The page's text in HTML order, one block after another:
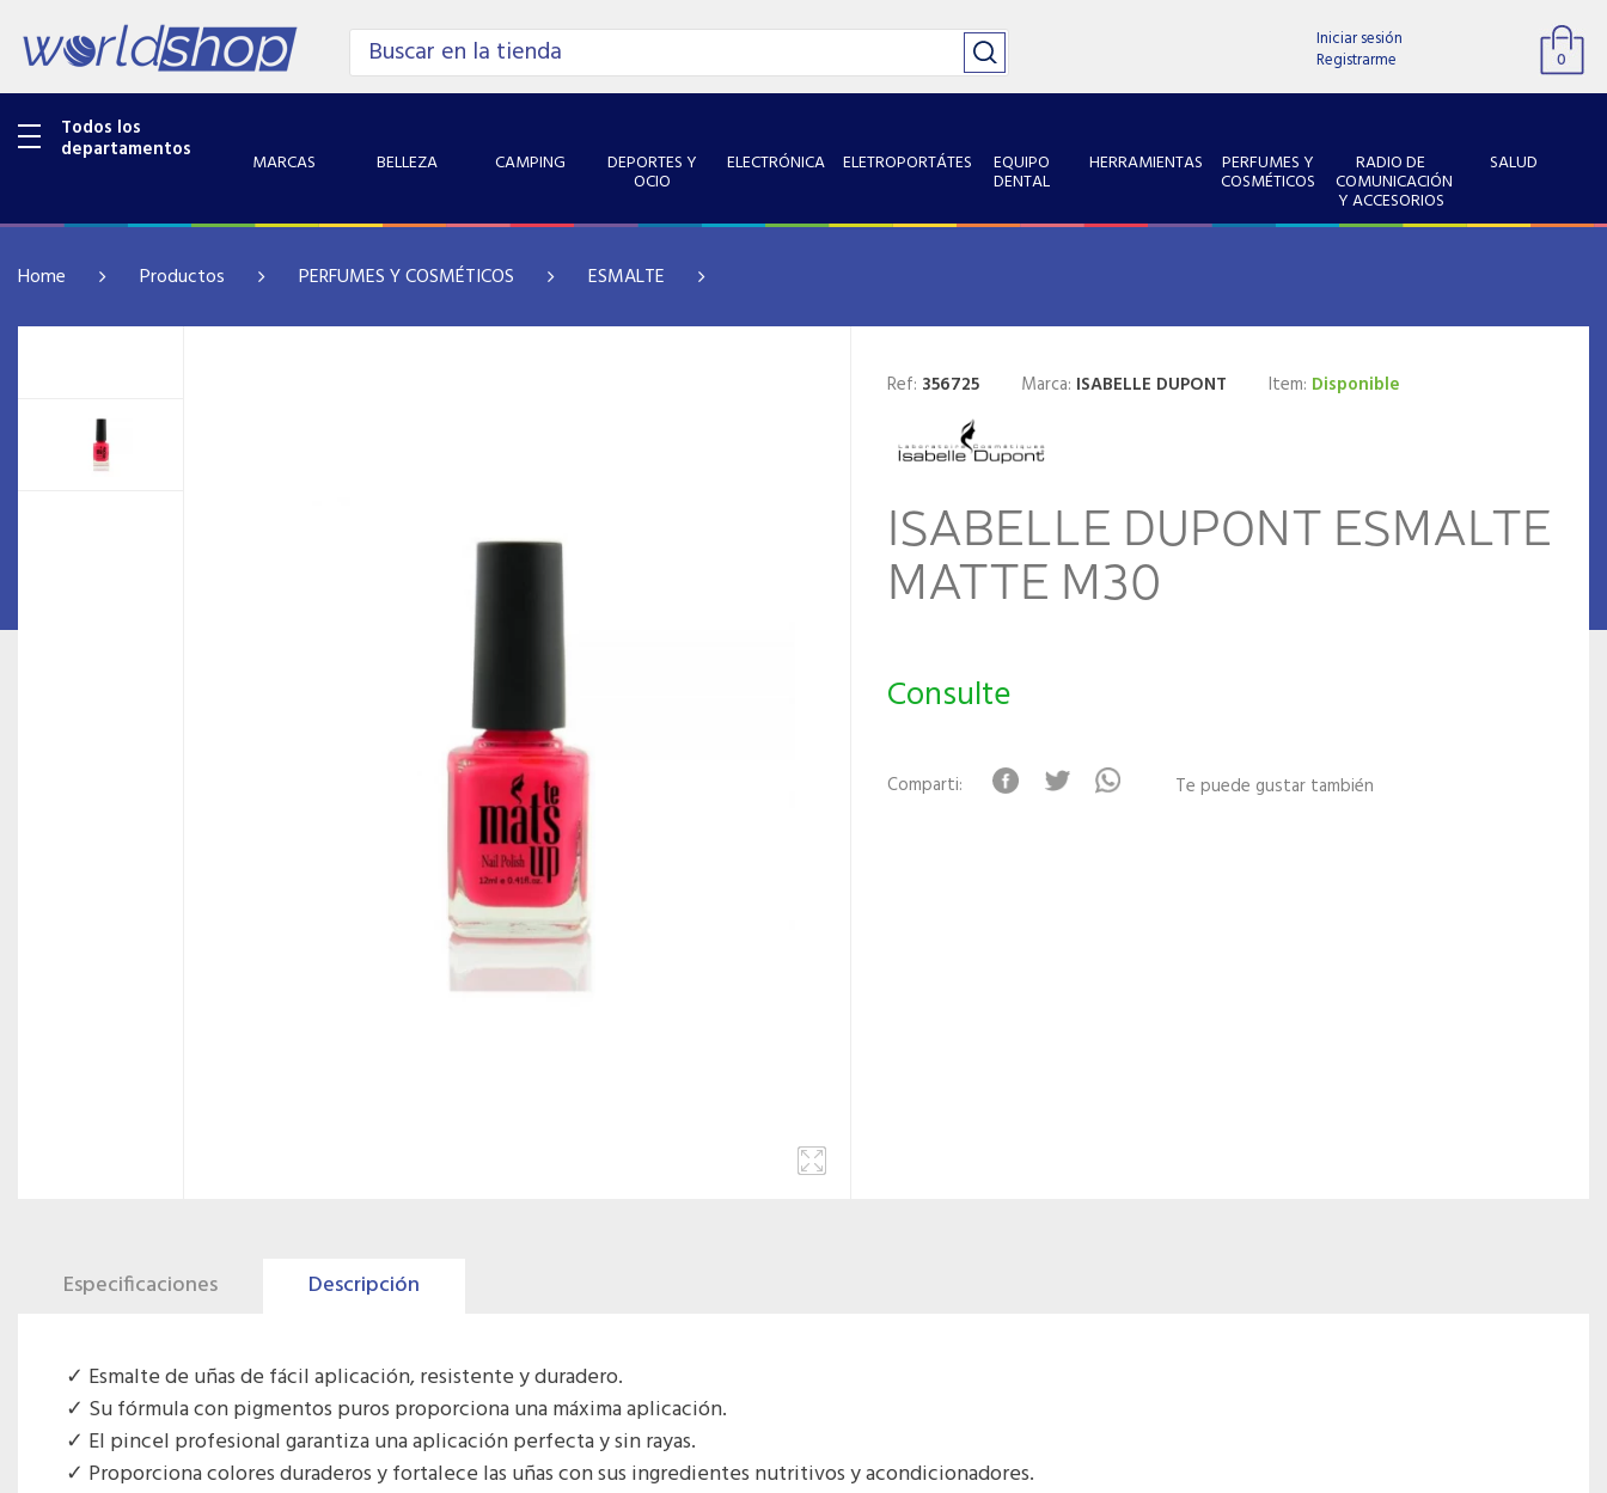
Iniciar sesión
Registrarme
0
Todos los
departamentos MARCAS BELLEZA CAMPING DEPORTES Y
OCIO
ELECTRÓNICA ELETROPORTÁTES EQUIPO
DENTAL
HERRAMIENTAS PERFUMES Y
COSMÉTICOS
RADIO DE
COMUNICACIÓN
Y ACCESORIOS
SALUD
Home Productos PERFUMES Y COSMÉTICOS ESMALTE
Ref: 356725 Marca: ISABELLE DUPONT Item: Disponible
ISABELLE DUPONT ESMALTE
MATTE M30
Consulte
Comparti: Te puede gustar también
Especificaciones Descripción
Esmalte de uñas de fácil aplicación, resistente y duradero.
Su fórmula con pigmentos puros proporciona una máxima aplicación.
El pincel profesional garantiza una aplicación perfecta y sin rayas.
Proporciona colores duraderos y fortalece las uñas con sus ingredientes nutritivos y acondicionadores.